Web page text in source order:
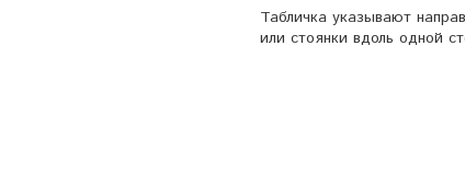
Табличка указывают
или стоянки вдоль одной